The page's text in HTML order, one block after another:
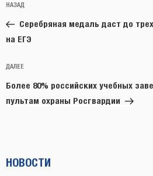
по
записям
Предыдущая
запись:
НАЗАД
Серебряная медаль даст до
на ЕГЭ
Следующая
запись
ДАЛЕЕ
Более 80% российских учебных
пультам охраны Росгвардии
НОВОСТИ